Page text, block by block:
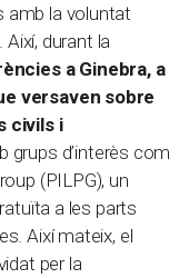
amb la voluntat
durant la
a Ginebra, a
versaven sobre
civils i
grups d’interès com
(PILPG), un
a les parts
Així mateix, el
per la